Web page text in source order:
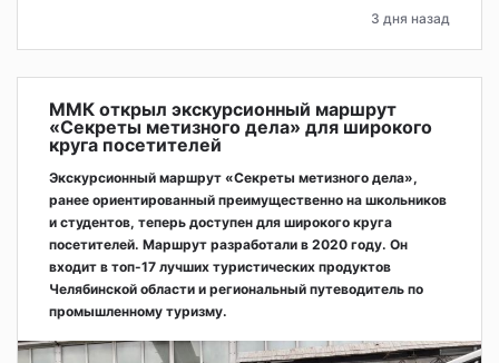
3 дня назад
ММК открыл экскурсионный маршрут
«Секреты метизного дела» для широкого
круга посетителей
Экскурсионный маршрут «Секреты метизного дела»,
ранее ориентированный преимущественно на школьников
и студентов, теперь доступен для широкого круга
посетителей. Маршрут разработали в 2020 году. Он
входит в топ-17 лучших туристических продуктов
Челябинской области и региональный путеводитель по
промышленному туризму.